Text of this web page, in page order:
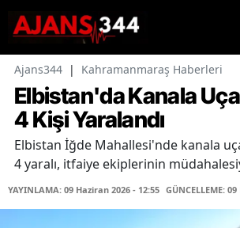
Ajans344 | Kahramanmaraş Haberleri
Elbistan'da Kanala
4 Kişi Yaralandı
Elbistan İğde Mahallesi'nde kanala
4 yaralı, itfaiye ekiplerinin
YAYINLAMA: 09 Haziran 2026 - 12:55 GÜNCELLEME: